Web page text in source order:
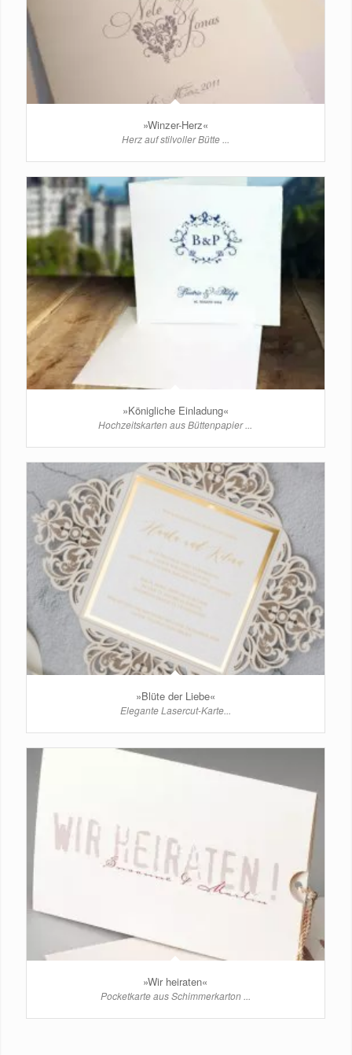
»Winzer-Herz«
Herz auf stilvoller Bütte ...
»Königliche Einladung«
Hochzeitskarten aus Büttenpapier ...
»Blüte der Liebe«
Elegante Lasercut-Karte...
»Wir heiraten«
Pocketkarte aus Schimmerkarton ...